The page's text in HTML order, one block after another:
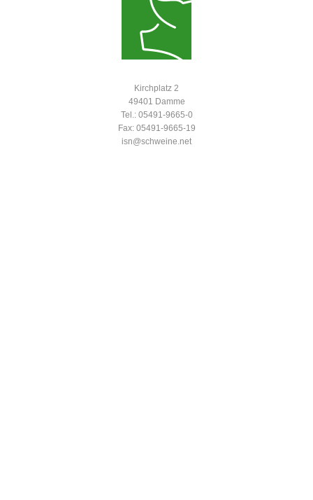
Kirchplatz 2
49401 Damme
Tel.: 05491-9665-0
Fax: 05491-9665-19
isn@schweine.net